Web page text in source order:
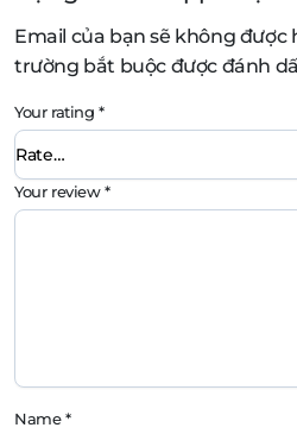
Email của bạn sẽ không được
trường bắt buộc được đánh
Your rating*
Your review*
Name*